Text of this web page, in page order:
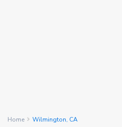
Home Wilmington, CA